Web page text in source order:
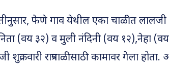
फेणे गाव येथील एका चाळीत लालजी
(वय ३२) व मुली नंदिनी (वय १२),नेहा
शुक्रवारी रात्रपाळीसाठी कामावर गेला